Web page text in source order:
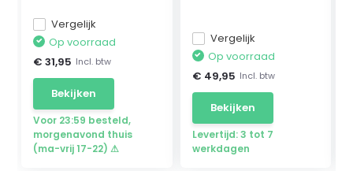
Vergelijk
Op voorraad
€ 31,95 Incl. btw
Bekijken
Voor 23:59 besteld,
morgenavond thuis
(ma-vrij 17-22) ⚠
Vergelijk
Op voorraad
€ 49,95 Incl. btw
Bekijken
Levertijd: 3 tot 7
werkdagen